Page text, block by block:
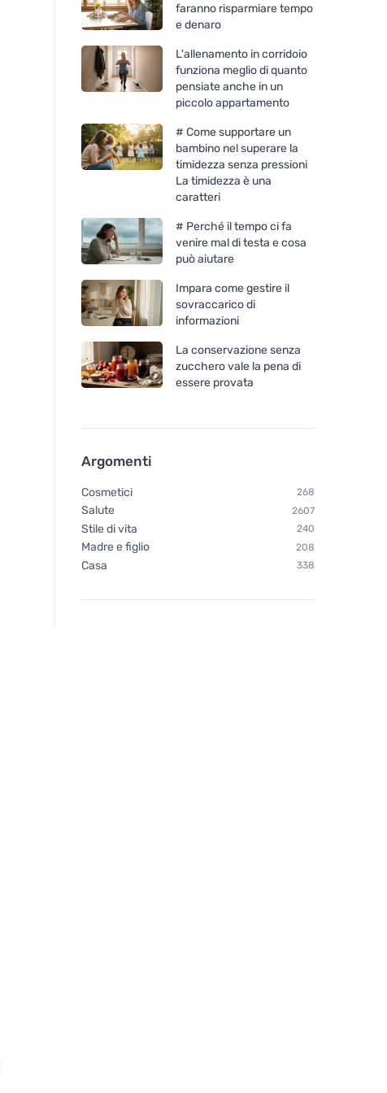
Vegetology Vegetology
Active Energy - Contro la
stanchezza e l'esaurimento,
Vegetology
vitamina D3 in
1000 iu 60
faranno risparmiare tempo
e denaro
L'allenamento in corridoio
funziona meglio di quanto
pensiate anche in un
piccolo appartamento
# Come supportare un
bambino nel superare la
timidezza senza pressioni
La timidezza è una
caratteri
# Perché il tempo ci fa
venire mal di testa e cosa
può aiutare
Impara come gestire il
sovraccarico di
informazioni
La conservazione senza
zucchero vale la pena di
essere provata
Argomenti
Cosmetici 268
Salute 2607
Stile di vita 240
Madre e figlio 208
Casa 338